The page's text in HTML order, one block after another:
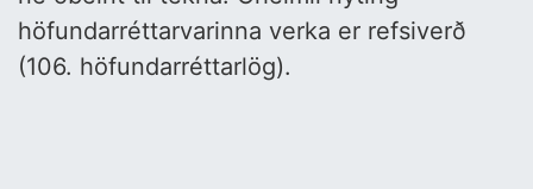
höfundarréttarvarinna verka er refsiverð
(106. höfundarréttarlög).